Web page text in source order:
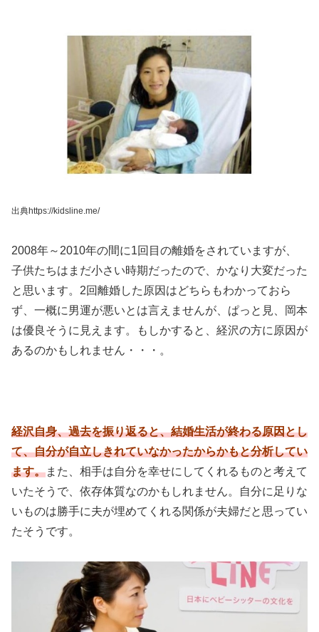
出典https://kidsline.me/
2008年～2010年の間に1回目の離婚をされていますが、
子供たちはまだ小さい時期だったので、かなり大変だった
と思います。2回離婚した原因はどちらもわかっておら
ず、一概に男運が悪いとは言えませんが、ぱっと見、岡本
は優良そうに見えます。もしかすると、経沢の方に原因が
あるのかもしれません・・・。
経沢自身、過去を振り返ると、結婚生活が終わる原因とし
て、自分が自立しきれていなかったからかもと分析してい
ます。また、相手は自分を幸せにしてくれるものと考えて
いたそうで、依存体質なのかもしれません。自分に足りな
いものは勝手に夫が埋めてくれる関係が夫婦だと思ってい
たそうです。